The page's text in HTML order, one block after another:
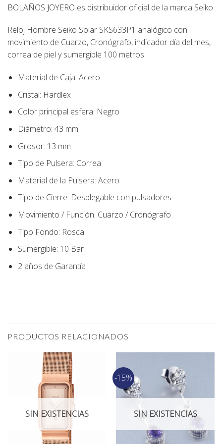
BOLAÑOS JOYERO es distribuidor oficial de la marca Seiko
Reloj Hombre Seiko Solar SKS633P1 analógico con
movimiento de Cuarzo, Cronógrafo, indicador día del mes,
correa de piel y sumergible 100 metros.
Material de Caja: Acero
Cristal: Hardlex
Color principal esfera: Negro
Diámetro: 43 mm
Grosor: 13 mm
Tipo de Pulsera: Correa
Material de la Pulsera: Acero
Tipo de Cierre: Desplegable con pulsadores
Movimiento / Función: Cuarzo / Cronógrafo
Tipo Fondo: Rosca
Sumergible: 10 Bar
2 años de Garantía
PRODUCTOS RELACIONADOS
SIN EXISTENCIAS
-15%
SIN EXISTENCIAS